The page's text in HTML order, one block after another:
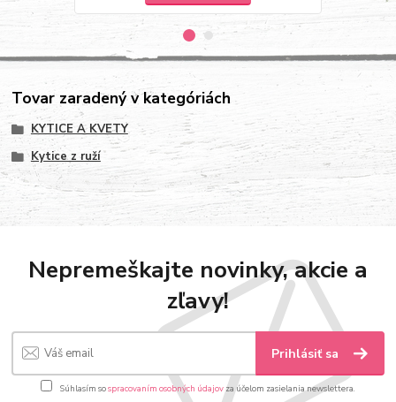
Tovar zaradený v kategóriách
KYTICE A KVETY
Kytice z ruží
Nepremeškajte novinky, akcie a
zľavy!
Prihlásiť sa
Súhlasím sospracovaním osobných údajov za účelom zasielania newslettera.